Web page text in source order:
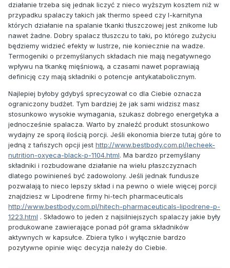
działanie trzeba się jednak liczyć z nieco wyższym kosztem niż w
przypadku spalaczy takich jak thermo speed czy l-karnityna
których działanie na spalanie tkanki tłuszczowej jest znikome lub
nawet żadne. Dobry spalacz tłuszczu to taki, po którego zużyciu
będziemy widzieć efekty w lustrze, nie koniecznie na wadze.
Termogeniki o przemyślanych składach nie mają negatywnego
wpływu na tkankę mięśniową, a czasami nawet poprawiają
definicję czy mają składniki o potencje antykatabolicznym.
Najlepiej byłoby gdybyś sprecyzował co dla Ciebie oznacza
ograniczony budżet. Tym bardziej że jak sami widzisz masz
stosunkowo wysokie wymagania, szukasz dobrego energetyka a
jednocześnie spalacza. Warto by znaleźć produkt stosunkowo
wydajny ze sporą ilością porcji. Jeśli ekonomia bierze tutaj góre to
jedną z tańszych opcji jest http://www.bestbody.com.pl/lecheek-
nutrition-oxyeca-black-p-1104.html. Ma bardzo przemyślany
składniki i rozbudowane działanie na wielu płaszczyznach
dlatego powinieneś być zadowolony. Jeśli jednak fundusze
pozwalają to nieco lepszy skład i na pewno o wiele więcej porcji
znajdziesz w Lipodrene firmy hi-tech pharmaceuticals
http://www.bestbody.com.pl/hitech-pharmaceuticals-lipodrene-p-
1223.html . Składowo to jeden z najsilniejszych spalaczy jakie były
produkowane zawierające ponad pół grama składników
aktywnych w kapsułce. Zbiera tylko i wyłącznie bardzo
pozytywne opinie więc decyzja należy do Ciebie.